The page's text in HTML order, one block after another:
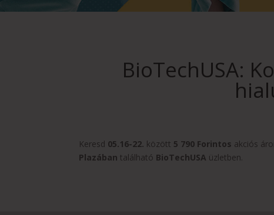
BioTechUSA:
Keresd 05.16-22. között 5 790 Forintos akciós
Plazában található BioTechUSA üzletben.